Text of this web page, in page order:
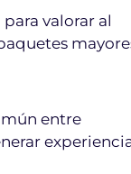
valorar al
entre